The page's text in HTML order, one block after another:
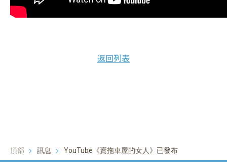
返回列表
頂部 訊息 YouTube《賣拖車屋的女人》已發布